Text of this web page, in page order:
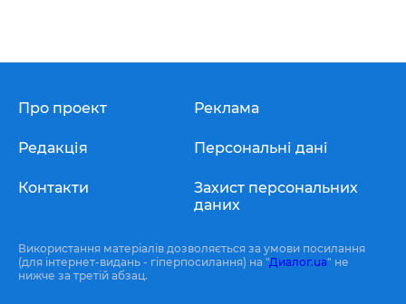
Про проект
Редакція
Контакти
Реклама
Персональні дані
Захист персональних
даних
Використання матеріалів дозволяється за умови посилання
(для інтернет-видань - гіперпосилання) на "Диалог.ua" не
нижче за третій абзац.